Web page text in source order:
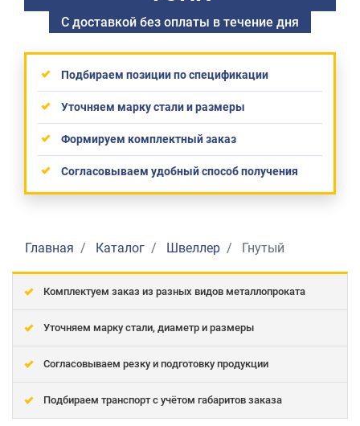
С доставкой без оплаты в течение дня
Подбираем позиции по спецификации
Уточняем марку стали и размеры
Формируем комплектный заказ
Согласовываем удобный способ получения
Главная Каталог Швеллер Гнутый
Комплектуем заказ из разных видов металлопроката
Уточняем марку стали, диаметр и размеры
Согласовываем резку и подготовку продукции
Подбираем транспорт с учётом габаритов заказа